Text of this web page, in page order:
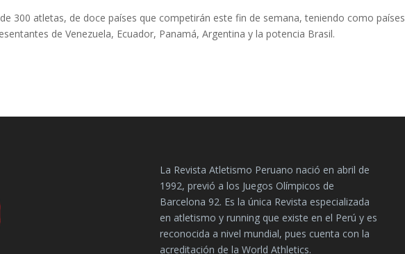
300 atletas, de doce países que competirán este fin de semana, teniendo como países
de Venezuela, Ecuador, Panamá, Argentina y la potencia Brasil.
La Revista Atletismo Peruano nació en abril de
1992, previó a los Juegos Olímpicos de
Barcelona 92. Es la única Revista especializada
en atletismo y running que existe en el Perú y es
reconocida a nivel mundial, pues cuenta con la
acreditación de la World Athletics.